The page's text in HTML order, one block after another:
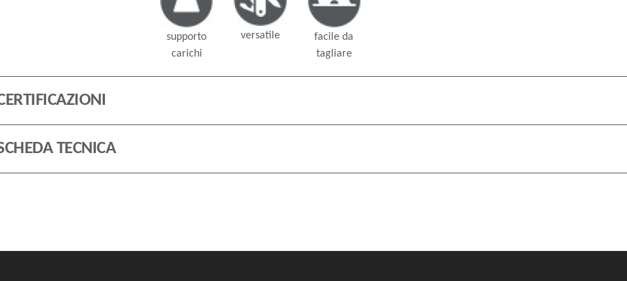
supporto
carichi
versatile
facile da
tagliare
TECNICA